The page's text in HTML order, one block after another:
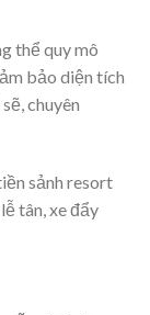
thể quy mô
bảo diện tích
chuyên
sảnh resort
tân, xe đẩy